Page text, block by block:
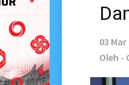
03 Mar
Oleh -